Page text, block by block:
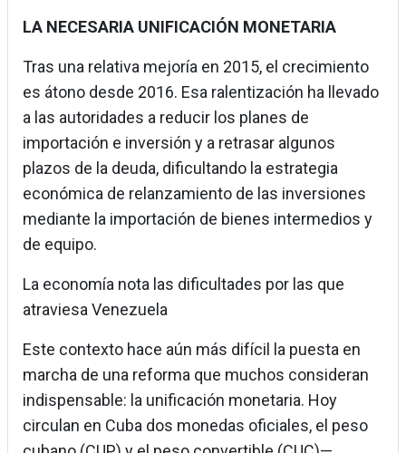
LA NECESARIA UNIFICACIÓN MONETARIA
Tras una relativa mejoría en 2015, el crecimiento
es átono desde 2016. Esa ralentización ha llevado
a las autoridades a reducir los planes de
importación e inversión y a retrasar algunos
plazos de la deuda, dificultando la estrategia
económica de relanzamiento de las inversiones
mediante la importación de bienes intermedios y
de equipo.
La economía nota las dificultades por las que
atraviesa Venezuela
Este contexto hace aún más difícil la puesta en
marcha de una reforma que muchos consideran
indispensable: la unificación monetaria. Hoy
circulan en Cuba dos monedas oficiales, el peso